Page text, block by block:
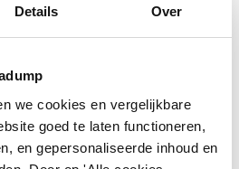
Details Over
we cookies en vergelijkbare
goed te laten functioneren,
en gepersonaliseerde inhoud en
1.229,00